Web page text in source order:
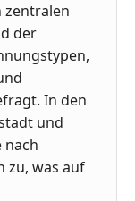
zentralen
der
In den
und
nach
zu, was auf